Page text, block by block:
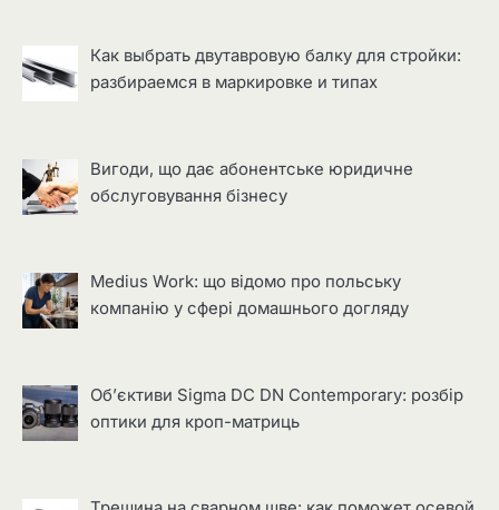
Как выбрать двутавровую балку для стройки:
разбираемся в маркировке и типах
Вигоди, що дає абонентське юридичне
обслуговування бізнесу
Medius Work: що відомо про польську
компанію у сфері домашнього догляду
Об’єктиви Sigma DC DN Contemporary: розбір
оптики для кроп-матриць